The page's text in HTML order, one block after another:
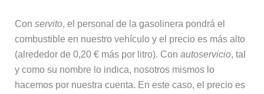
Con servito, el personal de la gasolinera pondrá el
combustible en nuestro vehículo y el precio es más alto
(alrededor de 0,20 € más por litro). Con autoservicio, tal
y como su nombre lo indica, nosotros mismos lo
hacemos por nuestra cuenta. En este caso, el precio es